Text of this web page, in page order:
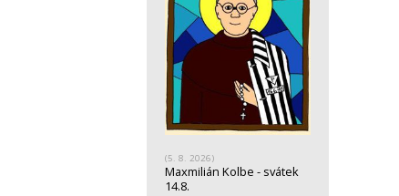
(5. 8. 2026)
Maxmilián Kolbe - svátek
14.8.